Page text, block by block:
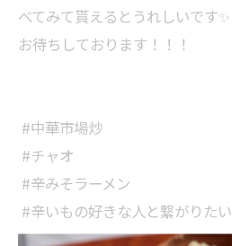
べてみて貰えるとうれしいです✨⁡
⁡お待ちしております！！！⁡
⁡ #中華市場炒 ⁡
⁡ #チャオ ⁡
⁡ #辛みそラーメン ⁡
⁡ #辛いもの好きな人と繋がりたい